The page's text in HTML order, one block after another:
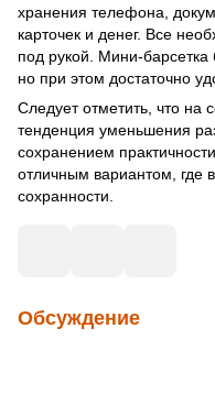
хранения телефона,
карточек и денег. Все
под рукой. Мини-барсетка
но при этом достаточно
Следует отметить, что на
тенденция уменьшения
сохранением
отличным вариантом, где
сохранности.
Обсуждение